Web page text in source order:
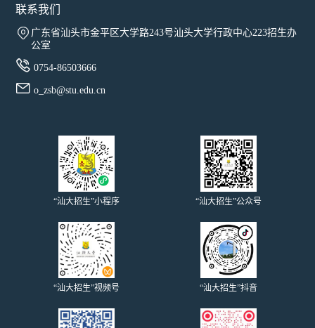
联系我们
广东省汕头市金平区大学路243号汕头大学行政中心223招生办
公室
 0754-86503666
 o_zsb@stu.edu.cn
“汕大招生”小程序 “汕大招生”公众号
“汕大招生”视频号 “汕大招生”抖音